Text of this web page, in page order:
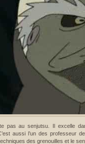
pas au senjutsu. Il excelle
aussi l’un des professeur
des grenouilles et le